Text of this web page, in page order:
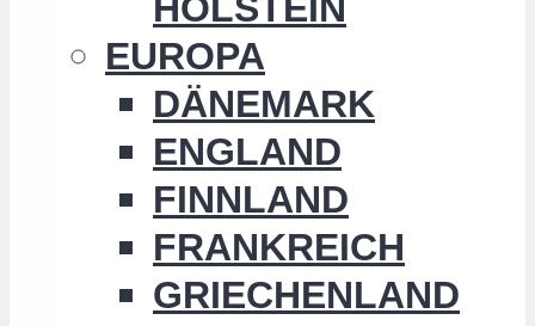
EUROPA
DÄNEMARK
ENGLAND
FINNLAND
FRANKREICH
GRIECHENLAND